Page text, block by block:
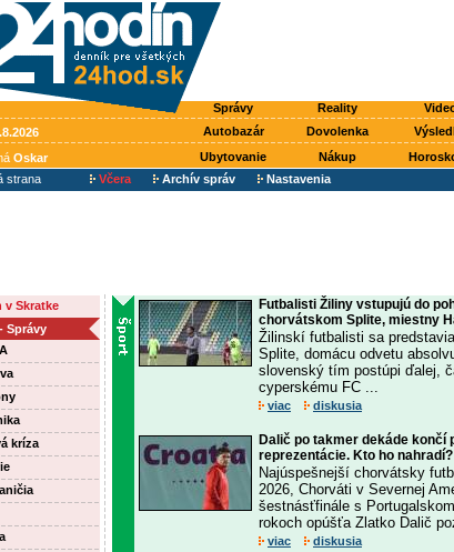
Správy Reality
Autobazár Dovolenka
Oskar Ubytovanie Nákup
strana
Včera Archív správ Nastavenia
v Skratke
Správy
kríza
Futbalisti Žiliny vstupujú do
chorvátskom Splite, miestny
Žilinskí futbalisti sa
Splite, domácu odvetu
slovenský tím postúpi ďalej,
cyperskému FC ...
viac diskusia
Dalič po takmer dekáde
reprezentácie. Kto ho nahradí?
Najúspešnejší chorvátsky
2026, Chorváti v Severnej
šestnásťfinále s
rokoch opúšťa Zlatko Dalič
viac diskusia